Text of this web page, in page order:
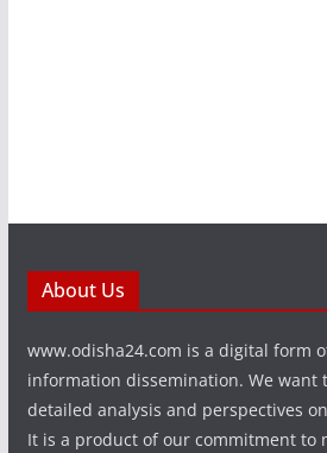
About Us
www.odisha24.com is a digital form
information dissemination. We want
detailed analysis and perspectives
It is a product of our commitment to